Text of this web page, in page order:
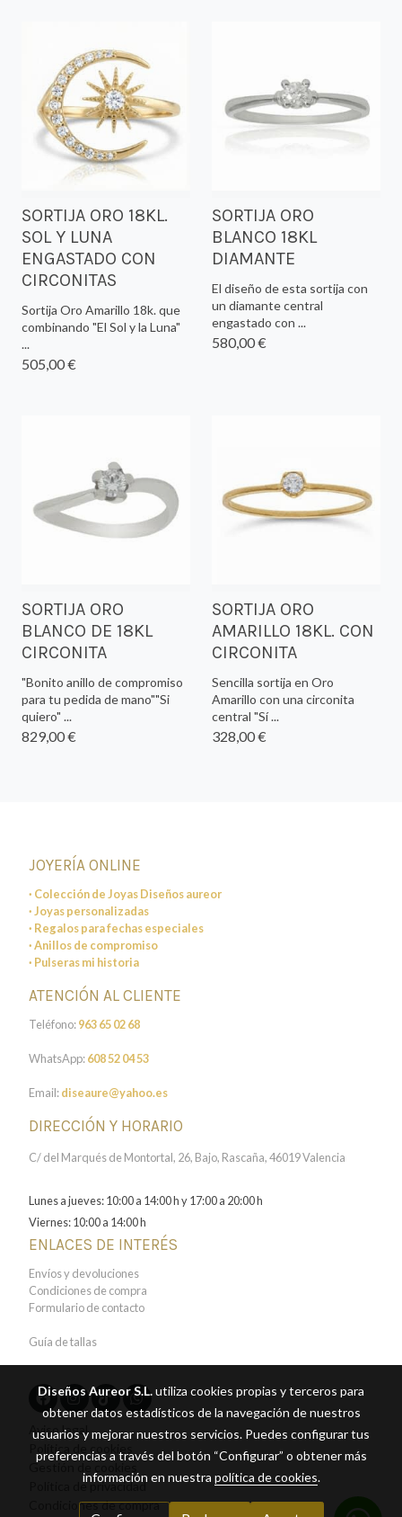
SORTIJA ORO 18KL.
SOL Y LUNA
ENGASTADO CON
CIRCONITAS
Sortija Oro Amarillo 18k. que
combinando "El Sol y la Luna"
...
505,00 €
SORTIJA ORO
BLANCO 18KL
DIAMANTE
El diseño de esta sortija con
un diamante central
engastado con ...
580,00 €
SORTIJA ORO
BLANCO DE 18KL
CIRCONITA
"Bonito anillo de compromiso
para tu pedida de mano""Si
quiero" ...
829,00 €
SORTIJA ORO
AMARILLO 18KL. CON
CIRCONITA
Sencilla sortija en Oro
Amarillo con una circonita
central "Sí ...
328,00 €
JOYERÍA ONLINE
· Colección de Joyas Diseños aureor
· Joyas personalizadas
· Regalos para fechas especiales
· Anillos de compromiso
· Pulseras mi historia
ATENCIÓN AL CLIENTE
Teléfono:963 65 02 68
WhatsApp:608 52 04 53
Email:diseaure@yahoo.es
DIRECCIÓN Y HORARIO
C/ del Marqués de Montortal, 26, Bajo, Rascaña, 46019 Valencia
Lunes a jueves: 10:00 a 14:00 h y 17:00 a 20:00 h
Viernes: 10:00 a 14:00 h
ENLACES DE INTERÉS
Envíos y devoluciones
Condiciones de compra
Formulario de contacto
Guía de tallas
Aviso legal
Política de cookies
Gestión de cookies
Política de privacidad
Condiciones de compra
Diseños Aureor S.L.utiliza cookies propias y terceros para
obtener datos estadísticos de la navegación de nuestros
usuarios y mejorar nuestros servicios. Puedes configurar tus
preferencias a través del botón “Configurar” o obtener más
información en nuestra política de cookies.